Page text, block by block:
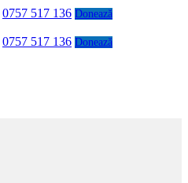
0757 517 136 Donează
0757 517 136 Donează